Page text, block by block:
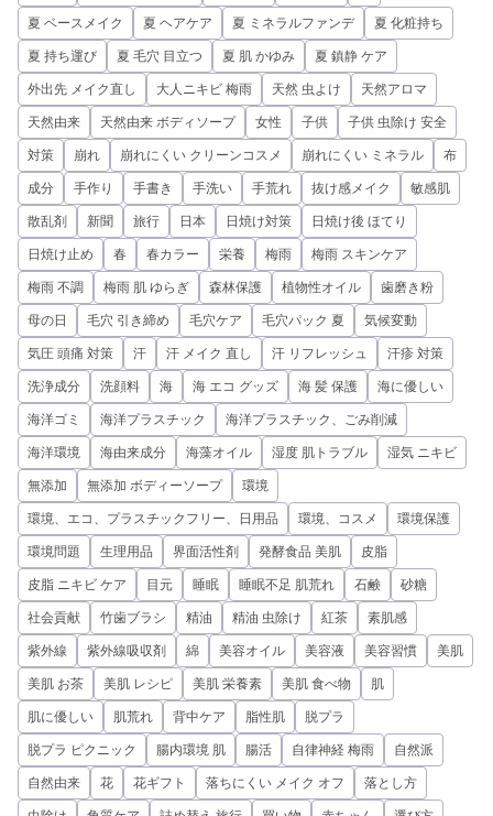
夏 ベースメイク 夏 ヘアケア 夏 ミネラルファンデ 夏 化粧持ち
夏 持ち運び 夏 毛穴 目立つ 夏 肌 かゆみ 夏 鎮静 ケア
外出先 メイク直し 大人ニキビ 梅雨 天然 虫よけ 天然アロマ
天然由来 天然由来 ボディソープ 女性 子供 子供 虫除け 安全
対策 崩れ 崩れにくい クリーンコスメ 崩れにくい ミネラル 布
成分 手作り 手書き 手洗い 手荒れ 抜け感メイク 敏感肌
散乱剤 新聞 旅行 日本 日焼け対策 日焼け後 ほてり
日焼け止め 春 春カラー 栄養 梅雨 梅雨 スキンケア
梅雨 不調 梅雨 肌 ゆらぎ 森林保護 植物性オイル 歯磨き粉
母の日 毛穴 引き締め 毛穴ケア 毛穴パック 夏 気候変動
気圧 頭痛 対策 汗 汗 メイク 直し 汗 リフレッシュ 汗疹 対策
洗浄成分 洗顔料 海 海 エコ グッズ 海 髪 保護 海に優しい
海洋ゴミ 海洋プラスチック 海洋プラスチック、ごみ削減
海洋環境 海由来成分 海藻オイル 湿度 肌トラブル 湿気 ニキビ
無添加 無添加 ボディーソープ 環境
環境、エコ、プラスチックフリー、日用品 環境、コスメ 環境保護
環境問題 生理用品 界面活性剤 発酵食品 美肌 皮脂
皮脂 ニキビ ケア 目元 睡眠 睡眠不足 肌荒れ 石鹸 砂糖
社会貢献 竹歯ブラシ 精油 精油 虫除け 紅茶 素肌感
紫外線 紫外線吸収剤 綿 美容オイル 美容液 美容習慣 美肌
美肌 お茶 美肌 レシピ 美肌 栄養素 美肌 食べ物 肌
肌に優しい 肌荒れ 背中ケア 脂性肌 脱プラ
脱プラ ピクニック 腸内環境 肌 腸活 自律神経 梅雨 自然派
自然由来 花 花ギフト 落ちにくい メイク オフ 落とし方